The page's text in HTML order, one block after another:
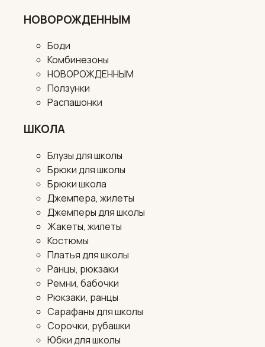
НОВОРОЖДЕННЫМ
Боди
Комбинезоны
НОВОРОЖДЕННЫМ
Ползунки
Распашонки
ШКОЛА
Блузы для школы
Брюки для школы
Брюки школа
Джемпера, жилеты
Джемперы для школы
Жакеты, жилеты
Костюмы
Платья для школы
Ранцы, рюкзаки
Ремни, бабочки
Рюкзаки, ранцы
Сарафаны для школы
Сорочки, рубашки
Юбки для школы